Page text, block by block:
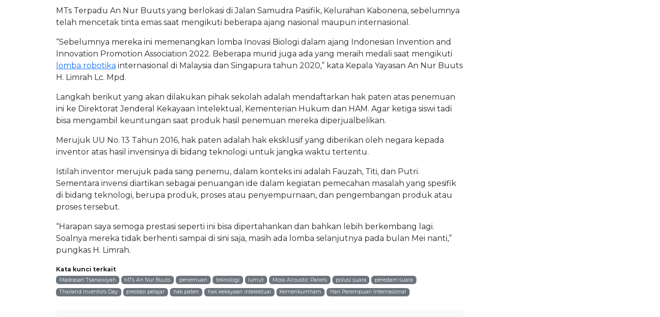
MTs Terpadu An Nur Buuts yang berlokasi di Jalan Samudra Pasifik, Kelurahan Kabonena, sebelumnya
telah mencetak tinta emas saat mengikuti beberapa ajang nasional maupun internasional.
“Sebelumnya mereka ini memenangkan lomba Inovasi Biologi dalam ajang Indonesian Invention and
Innovation Promotion Association 2022. Beberapa murid juga ada yang meraih medali saat mengikuti
lomba robotika internasional di Malaysia dan Singapura tahun 2020,” kata Kepala Yayasan An Nur Buuts
H. Limrah Lc. Mpd.
Langkah berikut yang akan dilakukan pihak sekolah adalah mendaftarkan hak paten atas penemuan
ini ke Direktorat Jenderal Kekayaan Intelektual, Kementerian Hukum dan HAM. Agar ketiga siswi tadi
bisa mengambil keuntungan saat produk hasil penemuan mereka diperjualbelikan.
Merujuk UU No. 13 Tahun 2016, hak paten adalah hak eksklusif yang diberikan oleh negara kepada
inventor atas hasil invensinya di bidang teknologi untuk jangka waktu tertentu.
Istilah inventor merujuk pada sang penemu, dalam konteks ini adalah Fauzah, Titi, dan Putri.
Sementara invensi diartikan sebagai penuangan ide dalam kegiatan pemecahan masalah yang spesifik
di bidang teknologi, berupa produk, proses atau penyempurnaan, dan pengembangan produk atau
proses tersebut.
“Harapan saya semoga prestasi seperti ini bisa dipertahankan dan bahkan lebih berkembang lagi.
Soalnya mereka tidak berhenti sampai di sini saja, masih ada lomba selanjutnya pada bulan Mei nanti,”
pungkas H. Limrah.
Kata kunci terkait
Madrasah Tsanawiyah MTs An Nur Buuts penemuan teknologi lumut Moss Acoustic Panels polusi suara
peredam suara
Thailand Inventors Day
prestasi pelajar hak paten hak kekayaan intelektual Kemenkumham Hari Perempuan Internasional